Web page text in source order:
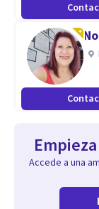
Accede a una